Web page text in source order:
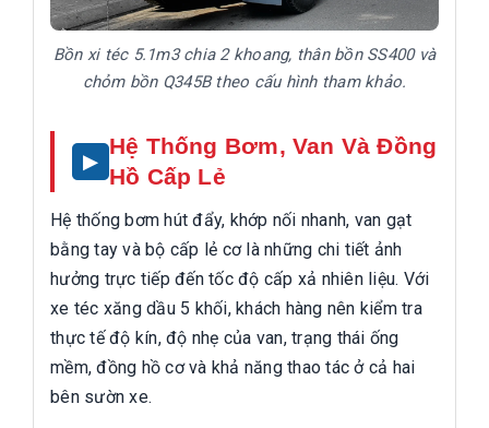
Bồn xi téc 5.1m3 chia 2 khoang, thân bồn SS400 và
chỏm bồn Q345B theo cấu hình tham khảo.
Hệ Thống Bơm, Van Và Đồng
Hồ Cấp Lẻ
Hệ thống bơm hút đẩy, khớp nối nhanh, van gạt
bằng tay và bộ cấp lẻ cơ là những chi tiết ảnh
hưởng trực tiếp đến tốc độ cấp xả nhiên liệu. Với
xe téc xăng dầu 5 khối, khách hàng nên kiểm tra
thực tế độ kín, độ nhẹ của van, trạng thái ống
mềm, đồng hồ cơ và khả năng thao tác ở cả hai
bên sườn xe.